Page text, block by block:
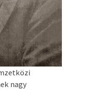
nagy